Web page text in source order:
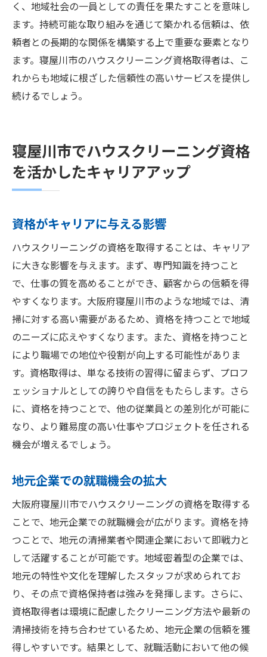
く、地域社会の一員としての責任を果たすことを意味し
ます。持続可能な取り組みを通じて築かれる信頼は、依
頼者との長期的な関係を構築する上で重要な要素となり
ます。寝屋川市のハウスクリーニング資格取得者は、こ
れからも地域に根ざした信頼性の高いサービスを提供し
続けるでしょう。
寝屋川市でハウスクリーニング資格
を活かしたキャリアアップ
資格がキャリアに与える影響
ハウスクリーニングの資格を取得することは、キャリア
に大きな影響を与えます。まず、専門知識を持つこと
で、仕事の質を高めることができ、顧客からの信頼を得
やすくなります。大阪府寝屋川市のような地域では、清
掃に対する高い需要があるため、資格を持つことで地域
のニーズに応えやすくなります。また、資格を持つこと
により職場での地位や役割が向上する可能性がありま
す。資格取得は、単なる技術の習得に留まらず、プロフ
ェッショナルとしての誇りや自信をもたらします。さら
に、資格を持つことで、他の従業員との差別化が可能に
なり、より難易度の高い仕事やプロジェクトを任される
機会が増えるでしょう。
地元企業での就職機会の拡大
大阪府寝屋川市でハウスクリーニングの資格を取得する
ことで、地元企業での就職機会が広がります。資格を持
つことで、地元の清掃業者や関連企業において即戦力と
して活躍することが可能です。地域密着型の企業では、
地元の特性や文化を理解したスタッフが求められてお
り、その点で資格保持者は強みを発揮します。さらに、
資格取得者は環境に配慮したクリーニング方法や最新の
清掃技術を持ち合わせているため、地元企業の信頼を獲
得しやすいです。結果として、就職活動において他の候